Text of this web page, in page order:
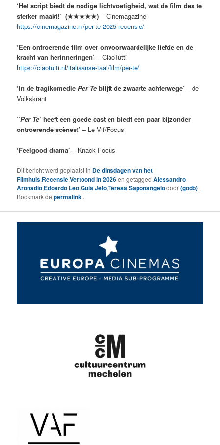
‘Het script biedt de nodige lichtvoetigheid, wat de film des te
sterker maakt!’ (★★★★★) – Cinemagazine
https://cinemagazine.nl/per-te-2025-recensie/
‘Een ontroerende film over onvoorwaardelijke liefde en de
kracht van herinneringen’ – CiaoTutti
https://ciaotutti.nl/italiaanse-taal/film/per-te/
‘In de tragikomediePer Te blijft de zwaarte achterwege’ – de
Volkskrant
”Per Te’ heeft een goede cast en biedt een paar bijzonder
ontroerende scènes!’ – Le Vif/Focus
‘Feelgood drama’ – Knack Focus
Dit bericht werd geplaatst in De dinsdagen van het
Filmhuis,Recensie,Vertoond in 2026en getaggedAlessandro
Aronadio,Edoardo Leo,Guia Jelo,Teresa Saponangelodoor(godb) .
Bookmark depermalink .